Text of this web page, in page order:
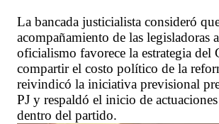
La bancada justicialista consideró
acompañamiento de las legisladoras
oficialismo favorece la estrategia del
compartir el costo político de la
reivindicó la iniciativa previsional
PJ y respaldó el inicio de
dentro del partido.